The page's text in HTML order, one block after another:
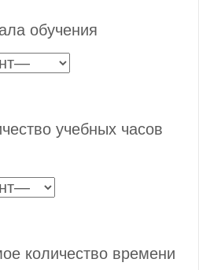
обучения
учебных часов
количество времени